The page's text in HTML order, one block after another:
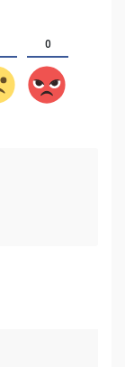
0